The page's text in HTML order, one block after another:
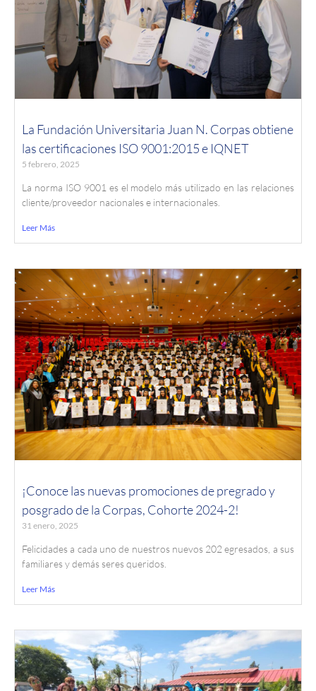
La Fundación Universitaria Juan N. Corpas obtiene
las certificaciones ISO 9001:2015 e IQNET
5 febrero, 2025
La norma ISO 9001 es el modelo más utilizado en las relaciones
cliente/proveedor nacionales e internacionales.
Leer Más
¡Conoce las nuevas promociones de pregrado y
posgrado de la Corpas, Cohorte 2024-2!
31 enero, 2025
Felicidades a cada uno de nuestros nuevos 202 egresados, a sus
familiares y demás seres queridos.
Leer Más